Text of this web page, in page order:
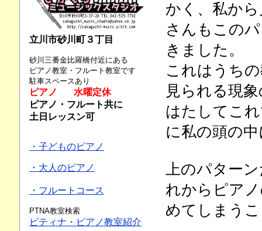
かく、私か
さんもこの
きました。
これはうち
見られる現
はたしてこ
に私の頭の
上のパター
れからピア
めてしまう
立川市砂川町３丁目
砂川三番金比羅橋付近にある
ピアノ教室・フルート教室です
駐車スペースあり
ピアノ 水曜定休
ピアノ・フルート共に
土日レッスン可
・子どものピアノ
・大人のピアノ
・フルートコース
PTNA教室検索
ピティナ・ピアノ教室紹介